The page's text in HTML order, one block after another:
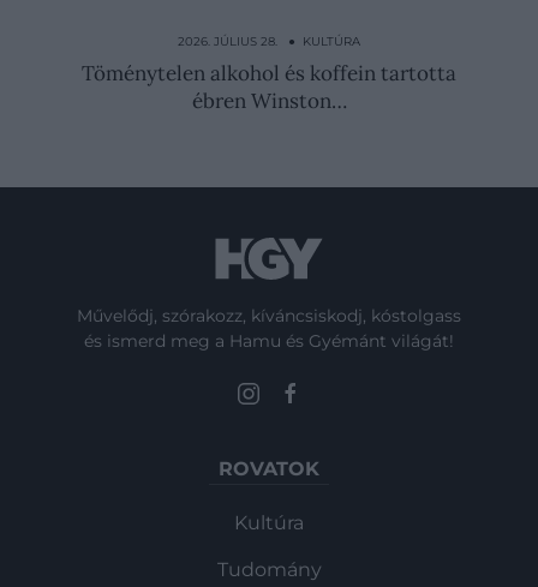
Észak-Korea…
2026. JÚLIUS 28. ● KULTÚRA
Töménytelen alkohol és koffein tartotta
ébren Winston…
Művelődj, szórakozz, kíváncsiskodj, kóstolgass
és ismerd meg a Hamu és Gyémánt világát!
ROVATOK
Kultúra
Tudomány